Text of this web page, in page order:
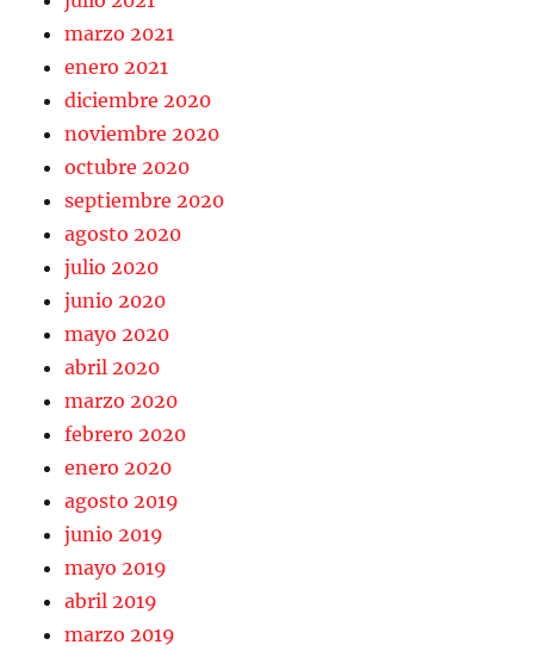
marzo 2021
enero 2021
diciembre 2020
noviembre 2020
octubre 2020
septiembre 2020
agosto 2020
julio 2020
junio 2020
mayo 2020
abril 2020
marzo 2020
febrero 2020
enero 2020
agosto 2019
junio 2019
mayo 2019
abril 2019
marzo 2019